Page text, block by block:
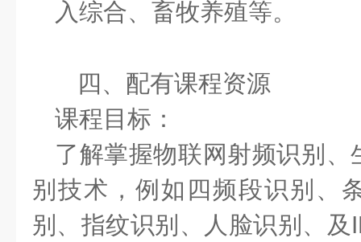
入综合、畜牧养殖等。
四、配有课程资源
课程目标 ：
了解掌握物联网射频识别
别技术，例如四频段识别、
别、指纹识别、人脸识别、及